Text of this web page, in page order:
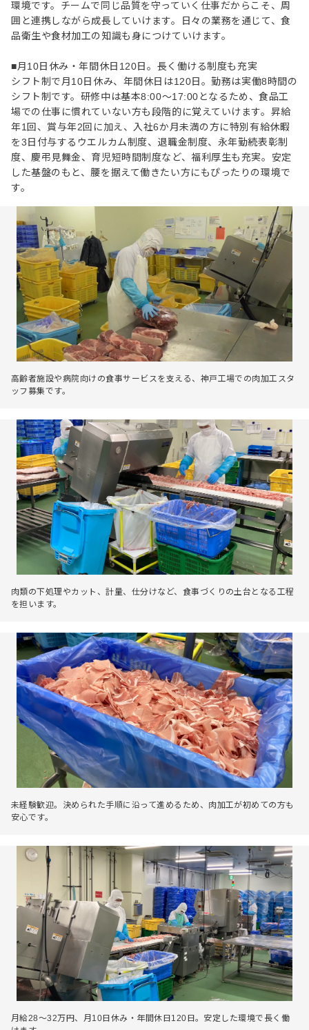
環境です。チームで同じ品質を守っていく仕事だからこそ、周
囲と連携しながら成長していけます。日々の業務を通じて、食
品衛生や食材加工の知識も身につけていけます。
■月10日休み・年間休日120日。長く働ける制度も充実
シフト制で月10日休み、年間休日は120日。勤務は実働8時間の
シフト制です。研修中は基本8:00～17:00となるため、食品工
場での仕事に慣れていない方も段階的に覚えていけます。昇給
年1回、賞与年2回に加え、入社6か月未満の方に特別有給休暇
を3日付与するウエルカム制度、退職金制度、永年勤続表彰制
度、慶弔見舞金、育児短時間制度など、福利厚生も充実。安定
した基盤のもと、腰を据えて働きたい方にもぴったりの環境で
す。
高齢者施設や病院向けの食事サービスを支える、神戸工場での肉加工スタ
ッフ募集です。
肉類の下処理やカット、計量、仕分けなど、食事づくりの土台となる工程
を担います。
未経験歓迎。決められた手順に沿って進めるため、肉加工が初めての方も
安心です。
月給28～32万円、月10日休み・年間休日120日。安定した環境で長く働